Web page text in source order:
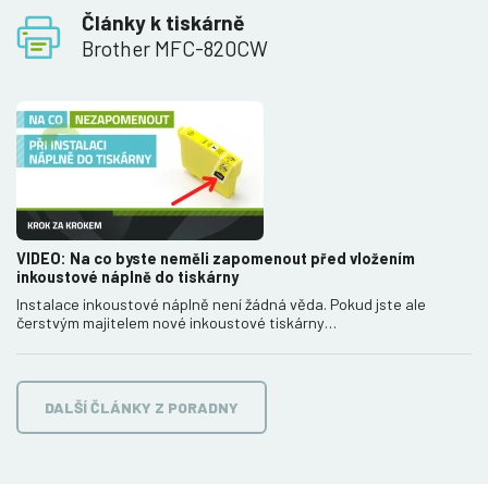
Články k tiskárně
Brother MFC-820CW
VIDEO: Na co byste neměli zapomenout před vložením
inkoustové náplně do tiskárny
Instalace inkoustové náplně není žádná věda. Pokud jste ale
čerstvým majitelem nové inkoustové tiskárny…
DALŠÍ ČLÁNKY Z PORADNY